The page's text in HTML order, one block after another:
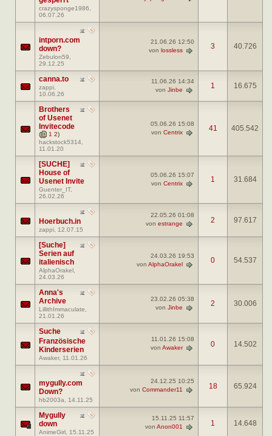
crazysponge1986
06.07.26
intporn.com
down?
Zebulon59
29.12.25
21.06.26 12:50
von lossless 3 40.726
canna.to
zappi
10.06.26
11.06.26 14:34
von Jinbe 1 16.675
Brothers
of Usenet
Invitecode
( 1 2)
hackstock5314
11.01.20
05.06.26 15:08
von Centrix 41 405.542
[SUCHE]
House of
Usenet Invite
Guenter_IT,
26.02.26
05.06.26 15:07
von Centrix 1 31.684
Hoerbuch.in
zappi , 12.07.15
22.05.26 01:08
von estrange 2 97.617
[Suche]
Serien auf
italienisch
AlphaOrakel
24.03.26
24.03.26 19:53
von AlphaOrakel 0 54.537
Anna's
Archive
LillithImmaculate
21.01.26
23.02.26 05:38
von Jinbe 2 30.006
Suche
Französische
Kinderserien
Awaker, 11.01.26
11.01.26 15:08
von Awaker 0 14.502
mygully.com
Down?
hb2003a , 14.11.25
24.12.25 10:25
von Commander11 18 65.924
Mygully
down
AnimeGirl , 15.11.25
15.11.25 11:57
von Anon001 1 14.648